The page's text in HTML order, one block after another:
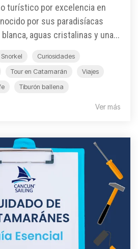
turístico por excelencia en
por sus paradisíacas
aguas cristalinas y una...
Snorkel
Curiosidades
Tour en Catamarán
Viajes
Tiburón ballena
Ver más